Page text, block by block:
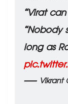
“Virat
“Nobody
long as
— Vikrant